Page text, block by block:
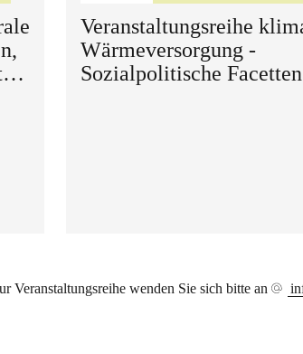
Veranstaltungsreihe
Wärmeversorgung -
Sozialpolitische
Veranstaltungsreihe wenden Sie sich bitte an